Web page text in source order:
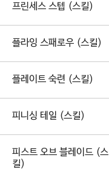
프린세스 스텝 (스킬)
플라잉 스패로우 (스킬)
플레이트 숙련 (스킬)
피니싱 테일 (스킬)
피스트 오브 블레이드 (스
킬)